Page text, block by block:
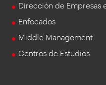
Dirección de Empresas
Enfocados
Middle Management
Centros de Estudios